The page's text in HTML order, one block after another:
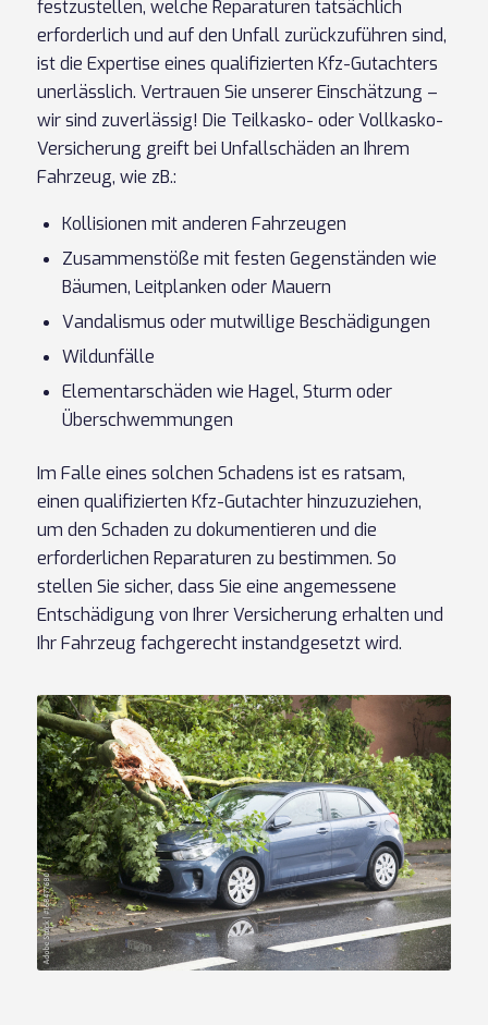
festzustellen, welche Reparaturen tatsächlich
erforderlich und auf den Unfall zurückzuführen sind,
ist die Expertise eines qualifizierten Kfz-Gutachters
unerlässlich. Vertrauen Sie unserer Einschätzung –
wir sind zuverlässig! Die Teilkasko- oder Vollkasko-
Versicherung greift bei Unfallschäden an Ihrem
Fahrzeug, wie zB.:
Kollisionen mit anderen Fahrzeugen
Zusammenstöße mit festen Gegenständen wie
Bäumen, Leitplanken oder Mauern
Vandalismus oder mutwillige Beschädigungen
Wildunfälle
Elementarschäden wie Hagel, Sturm oder
Überschwemmungen
Im Falle eines solchen Schadens ist es ratsam,
einen qualifizierten Kfz-Gutachter hinzuzuziehen,
um den Schaden zu dokumentieren und die
erforderlichen Reparaturen zu bestimmen. So
stellen Sie sicher, dass Sie eine angemessene
Entschädigung von Ihrer Versicherung erhalten und
Ihr Fahrzeug fachgerecht instandgesetzt wird.